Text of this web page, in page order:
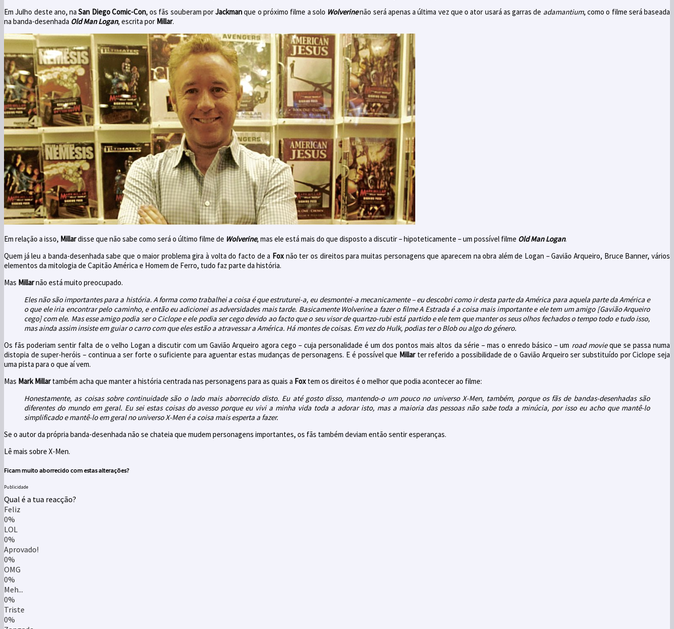
Em Julho deste ano, naSan Diego Comic-Con, os fãs souberam porJackmanque o próximo filme a solo Wolverinenão será apenas a última vez que o ator usará as garras de adamantium, como o filme será baseada
na banda-desenhada Old Man Logan, escrita por Millar.
Em relação a isso, Millardisse que não sabe como será o último filme de Wolverine, mas ele está mais do que disposto a discutir – hipoteticamente – um possível filme Old Man Logan.
Quem já leu a banda-desenhada sabe que o maior problema gira à volta do facto de a Foxnão ter os direitos para muitas personagens que aparecem na obra além de Logan – Gavião Arqueiro, Bruce Banner, vários
elementos da mitologia de Capitão América e Homem de Ferro, tudo faz parte da história.
Mas Millarnão está muito preocupado.
Eles não são importantes para a história. A forma como trabalhei a coisa é que estruturei-a, eu desmontei-a mecanicamente – eu descobri como ir desta parte da América para aquela parte da América e
o que ele iria encontrar pelo caminho, e então eu adicionei as adversidades mais tarde. Basicamente Wolverine a fazer o filme A Estrada é a coisa mais importante e ele tem um amigo [Gavião Arqueiro
cego] com ele. Mas esse amigo podia ser o Ciclope e ele podia ser cego devido ao facto que o seu visor de quartzo-rubi está partido e ele tem que manter os seus olhos fechados o tempo todo e tudo isso,
mas ainda assim insiste em guiar o carro com que eles estão a atravessar a América. Há montes de coisas. Em vez do Hulk, podias ter o Blob ou algo do género.
Os fãs poderiam sentir falta de o velho Logan a discutir com um Gavião Arqueiro agora cego – cuja personalidade é um dos pontos mais altos da série – mas o enredo básico – um road movieque se passa numa
distopia de super-heróis – continua a ser forte o suficiente para aguentar estas mudanças de personagens. E é possível que Millarter referido a possibilidade de o Gavião Arqueiro ser substituído por Ciclope seja
uma pista para o que aí vem.
Mas Mark Millartambém acha que manter a história centrada nas personagens para as quais a Foxtem os direitos é o melhor que podia acontecer ao filme:
Honestamente, as coisas sobre continuidade são o lado mais aborrecido disto. Eu até gosto disso, mantendo-o um pouco no universo X-Men, também, porque os fãs de bandas-desenhadas são
diferentes do mundo em geral. Eu sei estas coisas do avesso porque eu vivi a minha vida toda a adorar isto, mas a maioria das pessoas não sabe toda a minúcia, por isso eu acho que mantê-lo
simplificado e mantê-lo em geral no universo X-Men é a coisa mais esperta a fazer.
Se o autor da própria banda-desenhada não se chateia que mudem personagens importantes, os fãs também deviam então sentir esperanças.
Lê mais sobre X-Men.
Ficam muito aborrecido com estas alterações?
Publicidade
Qual é a tua reacção?
Feliz
0%
LOL
0%
Aprovado!
0%
OMG
0%
Meh...
0%
Triste
0%